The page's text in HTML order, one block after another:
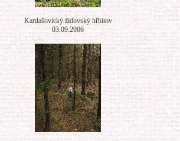
Kardašovický židovský hřbitov
03.09.2006